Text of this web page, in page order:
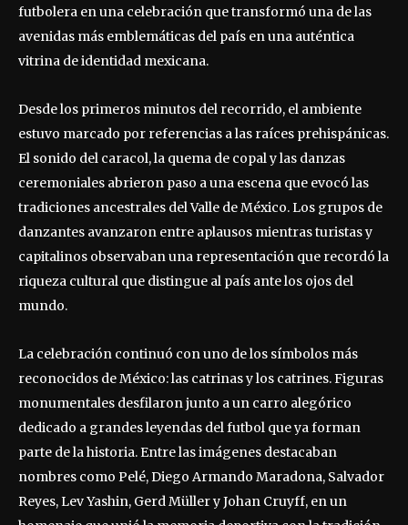
futbolera en una celebración que transformó una de las
avenidas más emblemáticas del país en una auténtica
vitrina de identidad mexicana.
Desde los primeros minutos del recorrido, el ambiente
estuvo marcado por referencias a las raíces prehispánicas.
El sonido del caracol, la quema de copal y las danzas
ceremoniales abrieron paso a una escena que evocó las
tradiciones ancestrales del Valle de México. Los grupos de
danzantes avanzaron entre aplausos mientras turistas y
capitalinos observaban una representación que recordó la
riqueza cultural que distingue al país ante los ojos del
mundo.
La celebración continuó con uno de los símbolos más
reconocidos de México: las catrinas y los catrines. Figuras
monumentales desfilaron junto a un carro alegórico
dedicado a grandes leyendas del futbol que ya forman
parte de la historia. Entre las imágenes destacaban
nombres como Pelé, Diego Armando Maradona, Salvador
Reyes, Lev Yashin, Gerd Müller y Johan Cruyff, en un